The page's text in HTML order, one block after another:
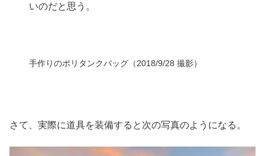
いのだと思う。
手作りのポリタンクバッグ（2018/9/28 撮影）
さて、実際に道具を装備すると次の写真のようになる。